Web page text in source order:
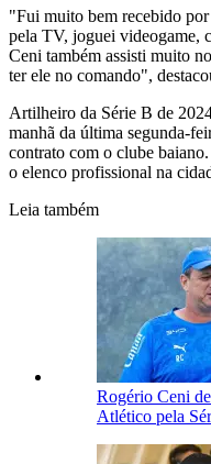
"Fui muito bem recebido por
pela TV, joguei videogame,
Ceni também assisti muito
ter ele no comando",
Artilheiro da Série B de
manhã da última segunda-
contrato com o clube
o elenco profissional na
Leia também
Rogério Ceni
Atlético pela